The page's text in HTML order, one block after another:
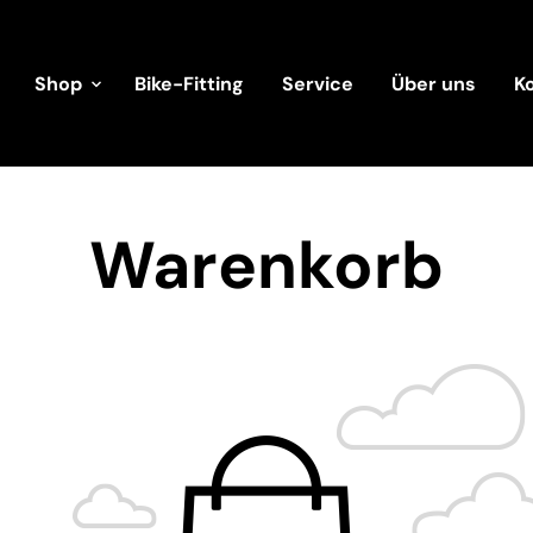
Shop Bike-Fitting Service Über uns
Warenkorb